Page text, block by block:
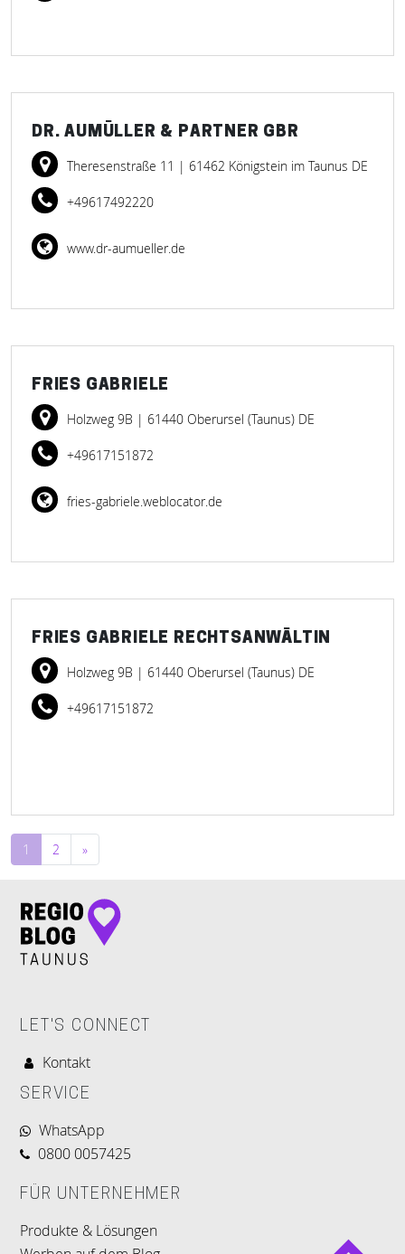
DR. AUMÜLLER & PARTNER GBR
Theresenstraße 11 | 61462 Königstein im Taunus DE
+49617492220
www.dr-aumueller.de
FRIES GABRIELE
Holzweg 9B | 61440 Oberursel (Taunus) DE
+49617151872
fries-gabriele.weblocator.de
FRIES GABRIELE RECHTSANWÄLTIN
Holzweg 9B | 61440 Oberursel (Taunus) DE
+49617151872
Beitragsnavigation
1 2 »
LET'S CONNECT
Kontakt
SERVICE
WhatsApp
0800 0057425
FÜR UNTERNEHMER
Produkte & Lösungen